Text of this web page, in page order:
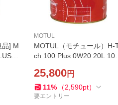
品] M
G
MOTUL
MOTUL（モチュール）H-
ch 100 Plus 0W20 20L
エンジンオイル 省燃費型 [
規品]
25,800円
11% （2,590pt）
要エントリー